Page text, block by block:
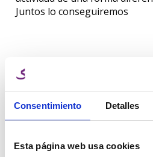
Consentimiento Detalles
Esta página web usa cookies
Juntos lo conseguiremos